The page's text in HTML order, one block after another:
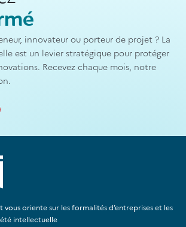
innovateur ou porteur de projet ? La
est un levier stratégique pour protéger
Recevez chaque mois, notre
vous oriente sur les formalités d’entreprises et les
intellectuelle